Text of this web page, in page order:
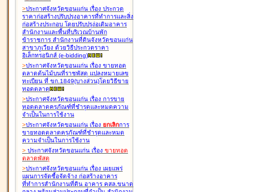
>ประกาศจังหวัดขอนแก่น เรื่อง ประกวด
ราคาก่อสร้างปรับปรุงอาคารที่ทำการและสิ่ง
ก่อสร้างประกอบ โดยปรับปรุง่อเติมอาคาร
สำนักงานและพื้นที่บริเวณบ้านพัก
ข้าราชการ สำนักงานที่ดินจังหวัดขอนแก่น
สาขาภูเวียง ด้วยวิธีประกวดราคา
อิเล็กทรอนิกส์ (e-bidding)
>ประกาศจังหวัดขอนแก่น เรื่อง ขายทอด
ตลาดต้นไม้บนที่ราชพัสดุ แปลงหมายเลข
ทะเบียน ที่ ขก.1849(บางส่วน)โดยวิธีขาย
ทอดตลาด
>ประกาศจังหวัดขอนแก่น เรื่อง การขาย
ทอดตลาดครุภัณฑ์ที่ชำรุดและหมดความ
จำเป็นในการใช้งาน
>ประกาศจังหวัดขอนแก่น เรื่อง ยกเลิกการ
ขายทอดตลาดครุภัณฑ์ที่ชำรุดและหมด
ความจำเป็นในการใช้งาน
> ประกาศจังหวัดขอนแก่น เรื่อง ขายทอด
ตลาดพัสดุ
>ประกาศจังหวัดขอนแก่น เรื่อง เผยแพร่
แผนการจัดซื้อจัดจ้าง ก่อสร้างอาคาร
ที่ทำการสำนักงานที่ดิน อาคาร คสล.ขนาด